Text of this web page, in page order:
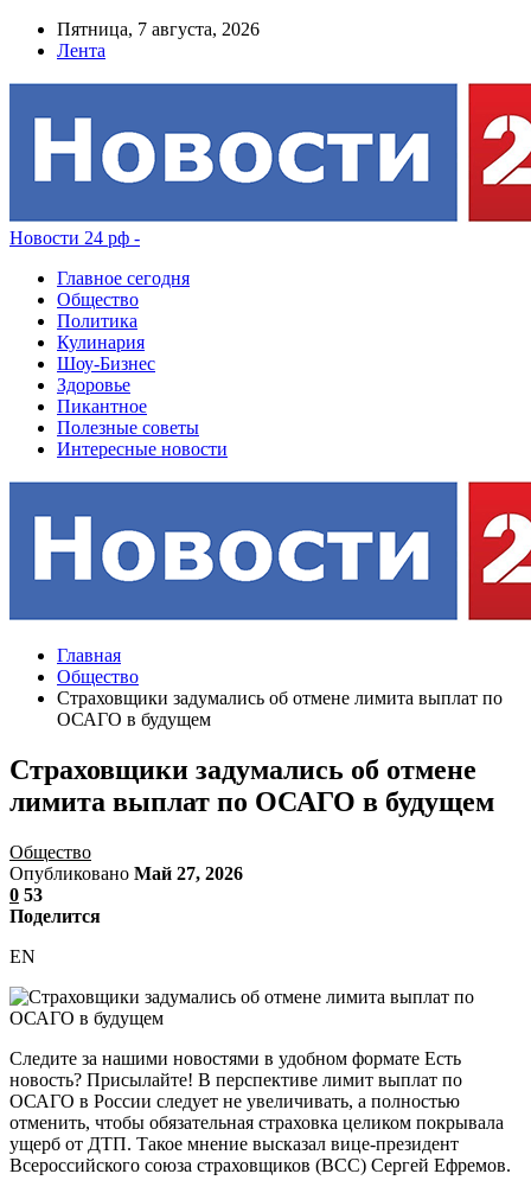
Пятница, 7 августа, 2026
Лента
Новости 24 рф -
Главное сегодня
Общество
Политика
Кулинария
Шоу-Бизнес
Здоровье
Пикантное
Полезные советы
Интересные новости
Главная
Общество
Страховщики задумались об отмене лимита выплат по
ОСАГО в будущем
Страховщики задумались об отмене
лимита выплат по ОСАГО в будущем
Общество
Опубликовано Май 27, 2026
0 53
Поделится
EN
Следите за нашими новостями в удобном формате Есть
новость? Присылайте! В перспективе лимит выплат по
ОСАГО в России следует не увеличивать, а полностью
отменить, чтобы обязательная страховка целиком покрывала
ущерб от ДТП. Такое мнение высказал вице-президент
Всероссийского союза страховщиков (ВСС) Сергей Ефремов.